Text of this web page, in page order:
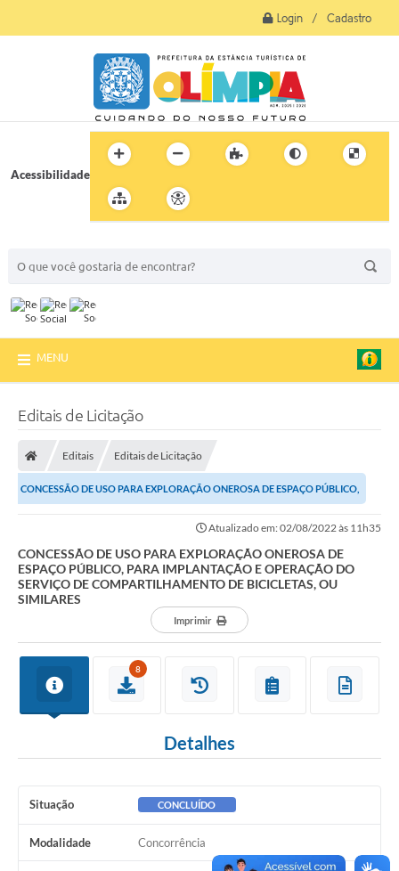
Login / Cadastro
Acessibilidade
MENU
Editais de Licitação
Editais Editais de Licitação
CONCESSÃO DE USO PARA EXPLORAÇÃO ONEROSA DE ESPAÇO PÚBLICO,
Atualizado em: 02/08/2022 às 11h35
CONCESSÃO DE USO PARA EXPLORAÇÃO ONEROSA DE
ESPAÇO PÚBLICO, PARA IMPLANTAÇÃO E OPERAÇÃO DO
SERVIÇO DE COMPARTILHAMENTO DE BICICLETAS, OU
SIMILARES
Imprimir
8
Detalhes
Situação CONCLUÍDO
Modalidade Concorrência